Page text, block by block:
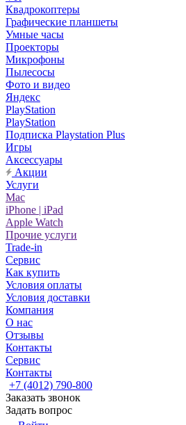
Квадрокоптеры
Графические планшеты
Умные часы
Проекторы
Микрофоны
Пылесосы
Фото и видео
Яндекс
PlayStation
PlayStation
Подписка Playstation Plus
Игры
Аксессуары
Акции
Услуги
Mac
iPhone | iPad
Apple Watch
Прочие услуги
Trade-in
Сервис
Как купить
Условия оплаты
Условия доставки
Компания
О нас
Отзывы
Контакты
Сервис
Контакты
+7 (4012) 790-800
Заказать звонок
Задать вопрос